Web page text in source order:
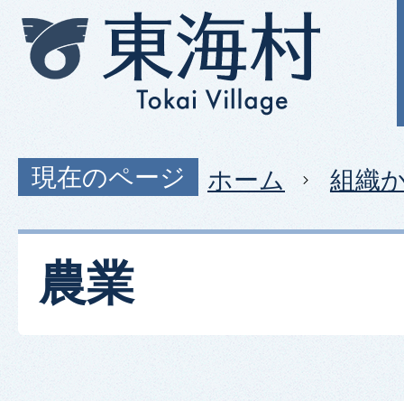
現在のページ ホーム 組織
農業